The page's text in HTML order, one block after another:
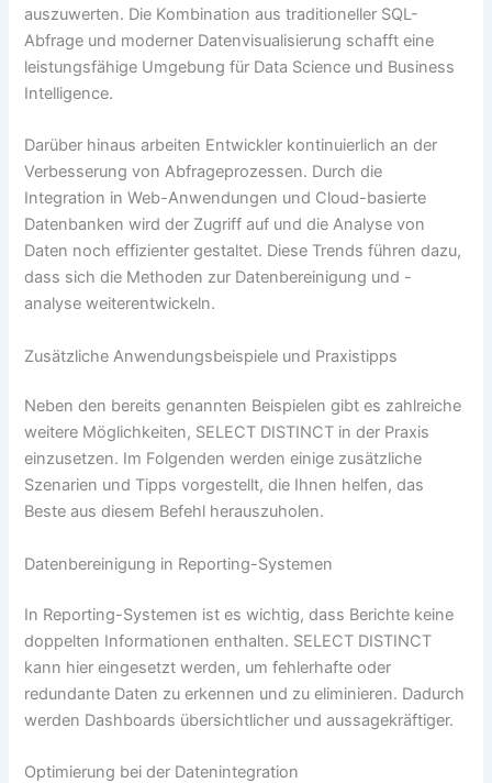
auszuwerten. Die Kombination aus traditioneller SQL-
Abfrage und moderner Datenvisualisierung schafft eine
leistungsfähige Umgebung für Data Science und Business
Intelligence.
Darüber hinaus arbeiten Entwickler kontinuierlich an der
Verbesserung von Abfrageprozessen. Durch die
Integration in Web-Anwendungen und Cloud-basierte
Datenbanken wird der Zugriff auf und die Analyse von
Daten noch effizienter gestaltet. Diese Trends führen dazu,
dass sich die Methoden zur Datenbereinigung und -
analyse weiterentwickeln.
Zusätzliche Anwendungsbeispiele und Praxistipps
Neben den bereits genannten Beispielen gibt es zahlreiche
weitere Möglichkeiten, SELECT DISTINCT in der Praxis
einzusetzen. Im Folgenden werden einige zusätzliche
Szenarien und Tipps vorgestellt, die Ihnen helfen, das
Beste aus diesem Befehl herauszuholen.
Datenbereinigung in Reporting-Systemen
In Reporting-Systemen ist es wichtig, dass Berichte keine
doppelten Informationen enthalten. SELECT DISTINCT
kann hier eingesetzt werden, um fehlerhafte oder
redundante Daten zu erkennen und zu eliminieren. Dadurch
werden Dashboards übersichtlicher und aussagekräftiger.
Optimierung bei der Datenintegration